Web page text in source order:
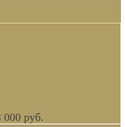
КОМПЛЕКТ санфаянса
В НАЛИЧИИ
000 руб.